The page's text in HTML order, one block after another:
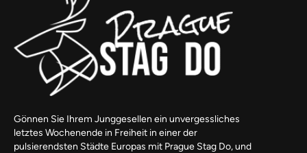
Gönnen Sie Ihrem Junggesellen ein unvergessliches
letztes Wochenende in Freiheit in einer der
pulsierendsten Städte Europas mit Prague Stag Do, und